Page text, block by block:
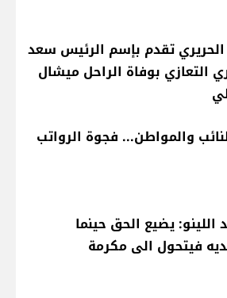
تقدم بإسم الرئيس سعد
التعازي بوفاة الراحل ميشال
والمواطن... فجوة الرواتب
اللينو: يضيع الحق حينما
فيتحول الى مكرمة